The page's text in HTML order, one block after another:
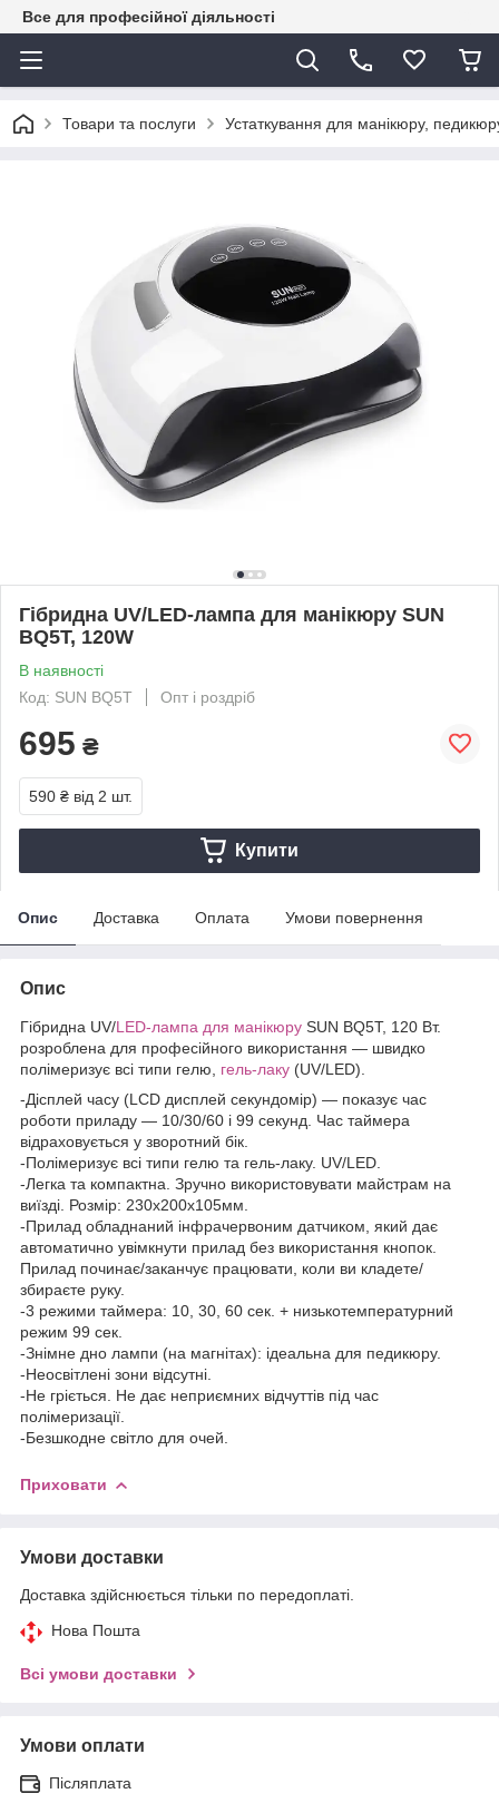
Все для професійної діяльності
Товари та послуги Устаткування для манікюру,
Гібридна UV/LED-лампа для манікюру SUN
BQ5T, 120W
В наявності
Код: SUN BQ5T
Опт і роздріб
695 ₴
590 ₴ від 2 шт.
Купити
Опис Доставка Оплата Умови повернення
Опис
Гібридна UV/LED-лампа для манікюру SUN BQ5T, 120 Вт.
розроблена для професійного використання — швидко
полімеризує всі типи гелю, гель-лаку (UV/LED).
-Дісплей часу (LCD дисплей секундомір) — показує час
роботи приладу — 10/30/60 і 99 секунд. Час таймера
відраховується у зворотний бік.
-Полімеризує всі типи гелю та гель-лаку. UV/LED.
-Легка та компактна. Зручно використовувати майстрам на
виїзді. Розмір: 230х200х105мм.
-Прилад обладнаний інфрачервоним датчиком, який дає
автоматично увімкнути прилад без використання кнопок.
Прилад починає/заканчує працювати, коли ви кладете/
збираєте руку.
-3 режими таймера: 10, 30, 60 сек. + низькотемпературний
режим 99 сек.
-Знімне дно лампи (на магнітах): ідеальна для педикюру.
-Неосвітлені зони відсутні.
-Не гріється. Не дає неприємних відчуттів під час
полімеризації.
-Безшкодне світло для очей.
Приховати
Умови доставки
Доставка здійснюється тільки по передоплаті.
Нова Пошта
Всі умови доставки
Умови оплати
Післяплата